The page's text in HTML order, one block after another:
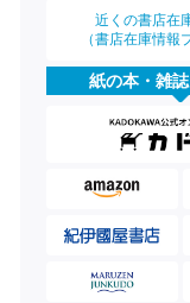
近くの書店在
（書店在庫情報
紙の本・雑